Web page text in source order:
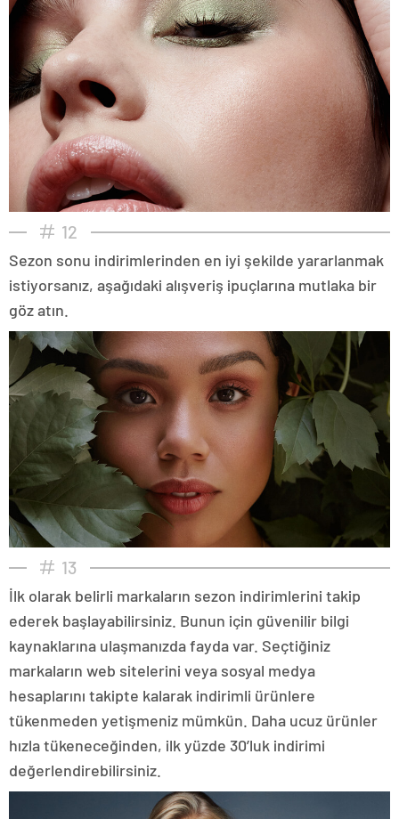
12
Sezon sonu indirimlerinden en iyi şekilde yararlanmak
istiyorsanız, aşağıdaki alışveriş ipuçlarına mutlaka bir
göz atın.
13
İlk olarak belirli markaların sezon indirimlerini takip
ederek başlayabilirsiniz. Bunun için güvenilir bilgi
kaynaklarına ulaşmanızda fayda var. Seçtiğiniz
markaların web sitelerini veya sosyal medya
hesaplarını takipte kalarak indirimli ürünlere
tükenmeden yetişmeniz mümkün. Daha ucuz ürünler
hızla tükeneceğinden, ilk yüzde 30’luk indirimi
değerlendirebilirsiniz.